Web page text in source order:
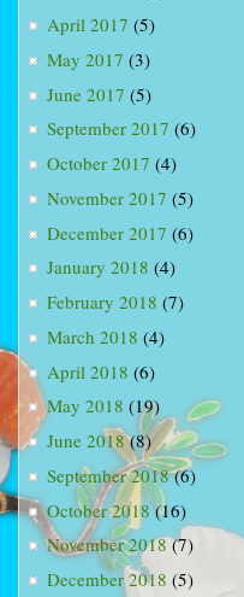
April 2017 (5)
May 2017 (3)
June 2017 (5)
September 2017 (6)
October 2017 (4)
November 2017 (5)
December 2017 (6)
January 2018 (4)
February 2018 (7)
March 2018 (4)
April 2018 (6)
May 2018 (19)
June 2018(8)
September 2018(6)
October 2018(16)
November 2018(7)
December 2018 (5)